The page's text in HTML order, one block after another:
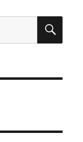
ve
Werichově
vile